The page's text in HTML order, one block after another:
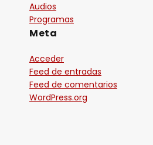
Audios
Programas
Meta
Acceder
Feed de entradas
Feed de comentarios
WordPress.org